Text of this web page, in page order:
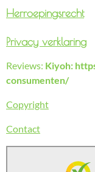
Herroepingsrecht
Privacy verklaring
Reviews: Kiyoh:
consumenten/
Copyright
Contact